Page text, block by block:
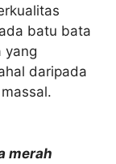
batu bata
yang
daripada
merah